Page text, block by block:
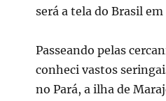
será a tela do Brasil
Passeando pelas
conheci vastos
no Pará, a ilha de